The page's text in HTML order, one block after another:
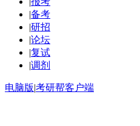
|备考
|研招
|论坛
|复试
|调剂
电脑版|考研帮客户端